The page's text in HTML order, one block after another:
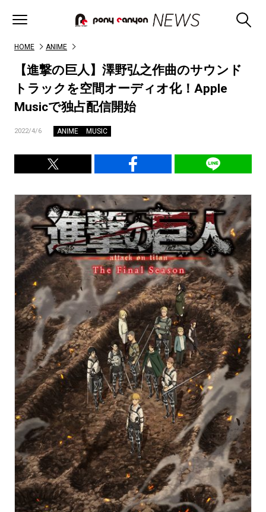
HOME ANIME
【進撃の巨人】澤野弘之作曲のサウンド
トラックを空間オーディオ化！Apple
Musicで独占配信開始
2022/4/6 ANIME MUSIC